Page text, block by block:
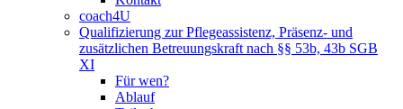
coach4U
Qualifizierung zur Pflegeassistenz, Präsenz- und
zusätzlichen Betreuungskraft nach §§ 53b, 43b SGB
XI
Für wen?
Ablauf